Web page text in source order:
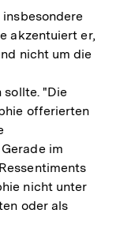
akzentuiert er,
nicht um die
"Die
offerierten
im
nicht unter
oder als